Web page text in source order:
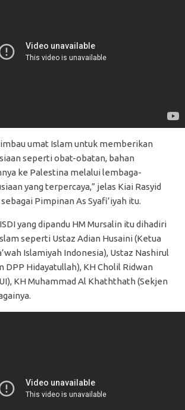
umat Islam untuk memberikan
seperti obat-obatan, bahan
ke Palestina melalui lembaga-
yang terpercaya,” jelas Kiai Rasyid
Pimpinan As Syafi’iyah itu.
yang dipandu HM Mursalin itu dihadiri
seperti Ustaz Adian Husaini (Ketua
Islamiyah Indonesia), Ustaz Nashirul
DPP Hidayatullah), KH Cholil Ridwan
KH Muhammad Al Khaththath (Sekjen